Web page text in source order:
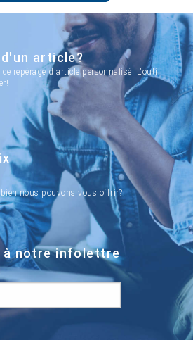
article?
repérage d'article personnalisé. L'outil
nous pouvons vous offrir?
à notre infolettre